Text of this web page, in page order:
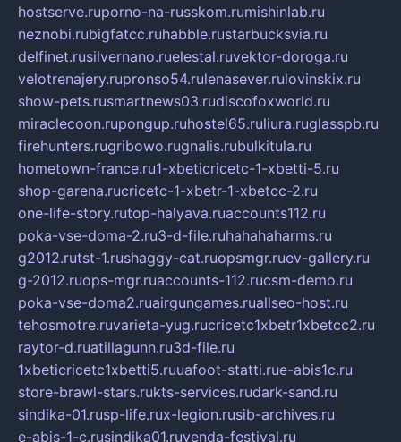
hostserve.ruporno-na-russkom.rumishinlab.ru
neznobi.rubigfatcc.ruhabble.rustarbucksvia.ru
delfinet.rusilvernano.ruelestal.ruvektor-doroga.ru
velotrenajery.rupronso54.rulenasever.rulovinskix.ru
show-pets.rusmartnews03.rudiscofoxworld.ru
miraclecoon.rupongup.ruhostel65.ruliura.ruglasspb.ru
firehunters.rugribowo.rugnalis.rubulkitula.ru
hometown-france.ru1-xbeticricetc-1-xbetti-5.ru
shop-garena.rucricetc-1-xbetr-1-xbetcc-2.ru
one-life-story.rutop-halyava.ruaccounts112.ru
poka-vse-doma-2.ru3-d-file.ruhahahaharms.ru
g2012.rutst-1.rushaggy-cat.ruopsmgr.ruev-gallery.ru
g-2012.ruops-mgr.ruaccounts-112.rucsm-demo.ru
poka-vse-doma2.ruairgungames.ruallseo-host.ru
tehosmotre.ruvarieta-yug.rucricetc1xbetr1xbetcc2.ru
raytor-d.ruatillagunn.ru3d-file.ru
1xbeticricetc1xbetti5.ruuafoot-statti.rue-abis1c.ru
store-brawl-stars.rukts-services.rudark-sand.ru
sindika-01.rusp-life.rux-legion.rusib-archives.ru
e-abis-1-c.rusindika01.ruvenda-festival.ru